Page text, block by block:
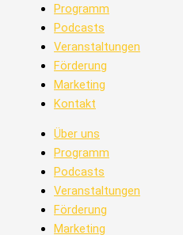
Programm
Podcasts
Veranstaltungen
Förderung
Marketing
Kontakt
Über uns
Programm
Podcasts
Veranstaltungen
Förderung
Marketing